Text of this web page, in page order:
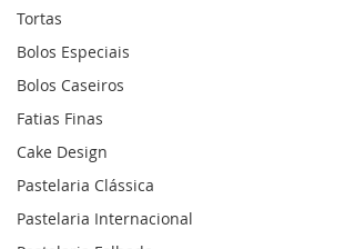
Tortas
Bolos Especiais
Bolos Caseiros
Fatias Finas
Cake Design
Pastelaria Clássica
Pastelaria Internacional